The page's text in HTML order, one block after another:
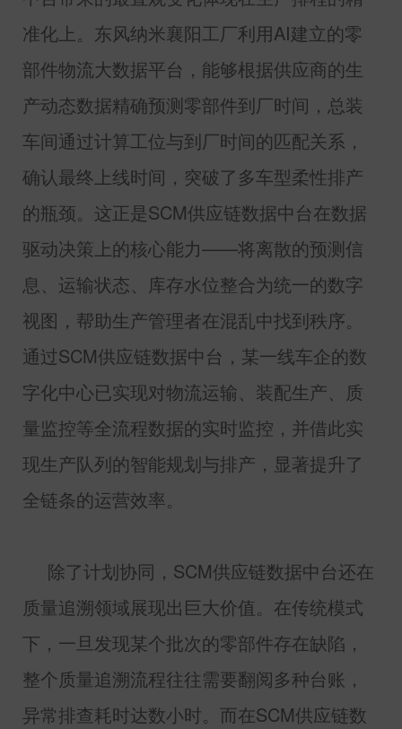
准化上。东风纳米襄阳工厂利用AI建立的零
部件物流大数据平台，能够根据供应商的生
产动态数据精确预测零部件到厂时间，总装
车间通过计算工位与到厂时间的匹配关系，
确认最终上线时间，突破了多车型柔性排产
的瓶颈。这正是SCM供应链数据中台在数据
驱动决策上的核心能力——将离散的预测信
息、运输状态、库存水位整合为统一的数字
视图，帮助生产管理者在混乱中找到秩序。
通过SCM供应链数据中台，某一线车企的数
字化中心已实现对物流运输、装配生产、质
量监控等全流程数据的实时监控，并借此实
现生产队列的智能规划与排产，显著提升了
全链条的运营效率。
除了计划协同， SCM供应链数据中台还在
质量追溯领域展现出巨大价值。在传统模式
下，一旦发现某个批次的零部件存在缺陷，
整个质量追溯流程往往需要翻阅多种台账，
异常排查耗时达数小时。而在SCM供应链数